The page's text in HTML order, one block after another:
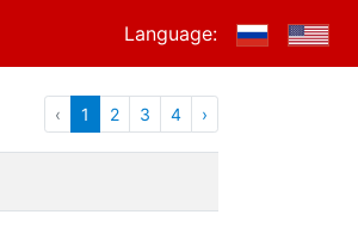
Language:
‹ 1 2 3 4 ›